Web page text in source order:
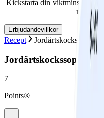
Kickstarta din
Erbjudandevillkor
Recept Jordärtskockssoppa
Jordärtskockssoppa
7
Points®